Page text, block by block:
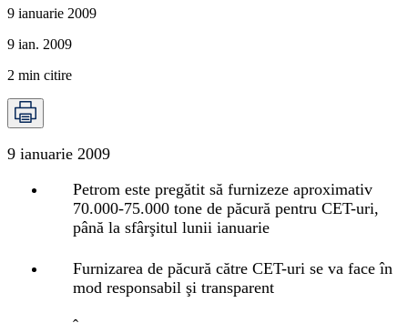
9 ianuarie 2009
9 ian. 2009
2 min citire
9 ianuarie 2009
Petrom este pregătit să furnizeze aproximativ
70.000-75.000 tone de păcură pentru CET-uri,
până la sfârşitul lunii ianuarie
Furnizarea de păcură către CET-uri se va face în
mod responsabil şi transparent